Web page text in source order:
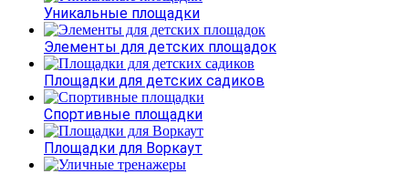
Уникальные площадки
Элементы для детских площадок
Площадки для детских садиков
Спортивные площадки
Площадки для Воркаут